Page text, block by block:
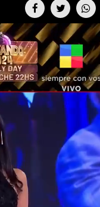
CINE NET
TODOS PODEMOS
PARES DE COMEDIA
FIESTAS ARGENTINAS
BELLEZA FASHION
FULL FACE TV
DESAFÍO 10 AÑOS
AGENDA